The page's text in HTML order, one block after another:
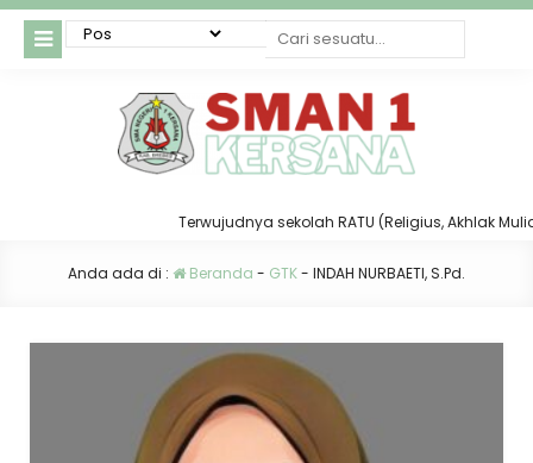
Terwujudnya sekolah RATU (Religius, Akhlak
Anda ada di : Beranda - GTK- INDAH NURBAETI, S.Pd.